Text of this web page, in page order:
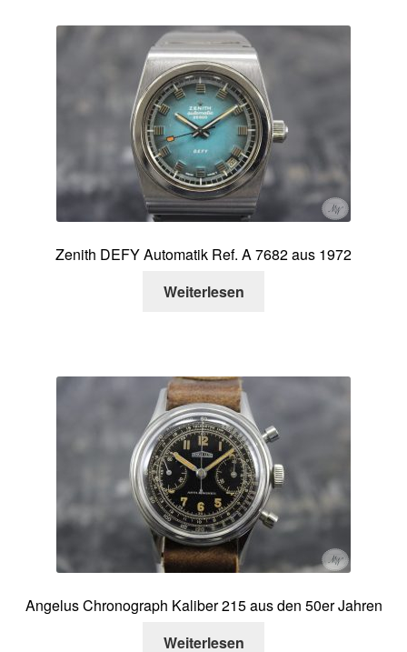
Zenith DEFY Automatik Ref. A 7682 aus 1972
Weiterlesen
Angelus Chronograph Kaliber 215 aus den 50er Jahren
Weiterlesen